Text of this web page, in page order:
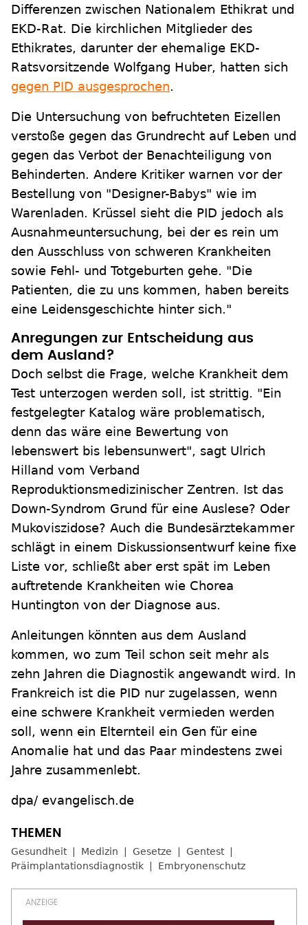
Differenzen zwischen Nationalem Ethikrat und
EKD-Rat. Die kirchlichen Mitglieder des
Ethikrates, darunter der ehemalige EKD-
Ratsvorsitzende Wolfgang Huber, hatten sich
gegen PID ausgesprochen.
Die Untersuchung von befruchteten Eizellen
verstoße gegen das Grundrecht auf Leben und
gegen das Verbot der Benachteiligung von
Behinderten. Andere Kritiker warnen vor der
Bestellung von "Designer-Babys" wie im
Warenladen. Krüssel sieht die PID jedoch als
Ausnahmeuntersuchung, bei der es rein um
den Ausschluss von schweren Krankheiten
sowie Fehl- und Totgeburten gehe. "Die
Patienten, die zu uns kommen, haben bereits
eine Leidensgeschichte hinter sich."
Anregungen zur Entscheidung aus
dem Ausland?
Doch selbst die Frage, welche Krankheit dem
Test unterzogen werden soll, ist strittig. "Ein
festgelegter Katalog wäre problematisch,
denn das wäre eine Bewertung von
lebenswert bis lebensunwert", sagt Ulrich
Hilland vom Verband
Reproduktionsmedizinischer Zentren. Ist das
Down-Syndrom Grund für eine Auslese? Oder
Mukoviszidose? Auch die Bundesärztekammer
schlägt in einem Diskussionsentwurf keine fixe
Liste vor, schließt aber erst spät im Leben
auftretende Krankheiten wie Chorea
Huntington von der Diagnose aus.
Anleitungen könnten aus dem Ausland
kommen, wo zum Teil schon seit mehr als
zehn Jahren die Diagnostik angewandt wird. In
Frankreich ist die PID nur zugelassen, wenn
eine schwere Krankheit vermieden werden
soll, wenn ein Elternteil ein Gen für eine
Anomalie hat und das Paar mindestens zwei
Jahre zusammenlebt.
dpa/ evangelisch.de
Gesundheit Medizin Gesetze
Gentest
Präimplantationsdiagnostik
Embryonenschutz